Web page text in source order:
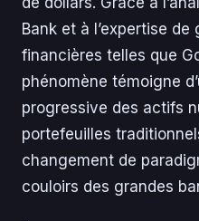
Bank et à l’expertise
financières telles que
phénomène témoigne
progressive des actifs
portefeuilles
changement de
couloirs des grandes